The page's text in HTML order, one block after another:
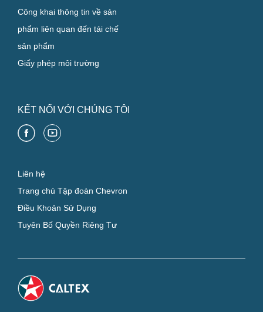
Công khai thông tin về sản
phẩm liên quan đến tái chế
sản phẩm
Giấy phép môi trường
KẾT NỐI VỚI CHÚNG TÔI
Liên hệ
Trang chủ Tập đoàn Chevron
Điều Khoản Sử Dụng
Tuyên Bố Quyền Riêng Tư